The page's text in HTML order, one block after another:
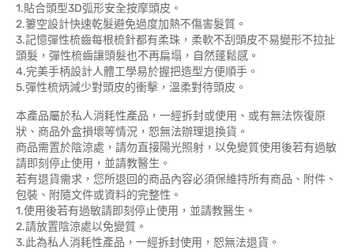
1.貼合頭型3D弧形安全按摩頭皮。
2.簍空設計快速乾髮避免過度加熱不傷害髮質。
3.記憶彈性梳齒每根梳針都有柔珠，柔軟不刮頭皮不易變形不拉扯
頭髮，彈性梳齒讓頭髮也不再扁塌，自然蓬鬆感。
4.完美手柄設計人體工學易於握把造型方便順手。
5.彈性梳炳減少對頭皮的衝擊，溫柔對待頭皮。
本產品屬於私人消耗性產品，一經拆封或使用、或有無法恢復原
狀、商品外盒損壞等情況，恕無法辦理退換貨。
商品需置於陰涼處，請勿直接陽光照射，以免變質使用後若有過敏
請即刻停止使用，並請教醫生。
若有退貨需求，您所退回的商品內容必須保維持所有商品、附件、
包裝、附隨文件或資料的完整性。
1.使用後若有過敏請即刻停止使用，並請教醫生。
2.請放置陰涼處以免變質。
3.此為私人消耗性產品，一經拆封使用，恕無法退貨。